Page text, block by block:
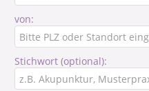
von:
Stichwort (optional):